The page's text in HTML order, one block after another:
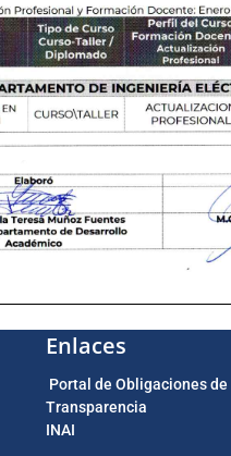
Enlaces
Portal de Obligaciones de
Transparencia
INAI